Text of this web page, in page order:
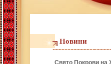
Новини
Свято Покрови на